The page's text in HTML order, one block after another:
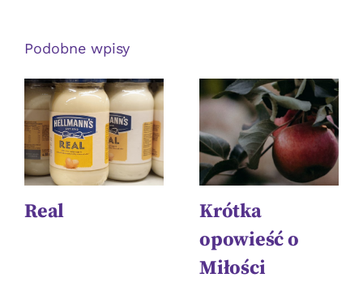
Podobne wpisy
Real
Krótka
opowieść o
Miłości